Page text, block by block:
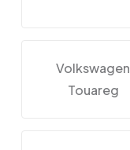
Volkswagen
Touareg